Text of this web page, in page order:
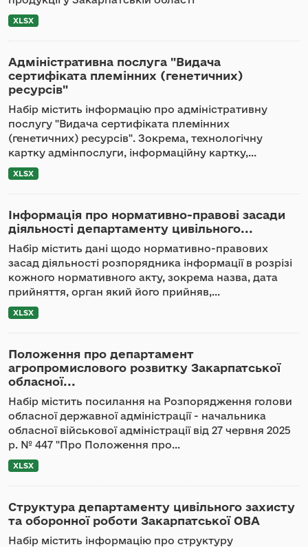
XLSX
Адміністративна послуга "Видача
сертифіката племінних (генетичних)
ресурсів"
Набір містить інформацію про адміністративну
послугу "Видача сертифіката племінних
(генетичних) ресурсів". Зокрема, технологічну
картку адмінпослуги, інформаційну картку,...
XLSX
Інформація про нормативно-правові засади
діяльності департаменту цивільного...
Набір містить дані щодо нормативно-правових
засад діяльності розпорядника інформації в розрізі
кожного нормативного акту, зокрема назва, дата
прийняття, орган який його прийняв,...
XLSX
Положення про департамент
агропромислового розвитку Закарпатської
обласної...
Набір містить посилання на Розпорядження голови
обласної державної адміністрації - начальника
обласної військової адміністрації від 27 червня 2025
р. № 447 "Про Положення про...
XLSX
Структура департаменту цивільного захисту
та оборонної роботи Закарпатської ОВА
Набір містить інформацію про структуру